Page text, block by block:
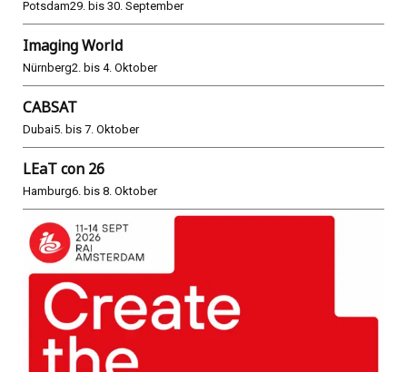
Potsdam29. bis 30. September
Imaging World
Nürnberg2. bis 4. Oktober
CABSAT
Dubai5. bis 7. Oktober
LEaT con 26
Hamburg6. bis 8. Oktober